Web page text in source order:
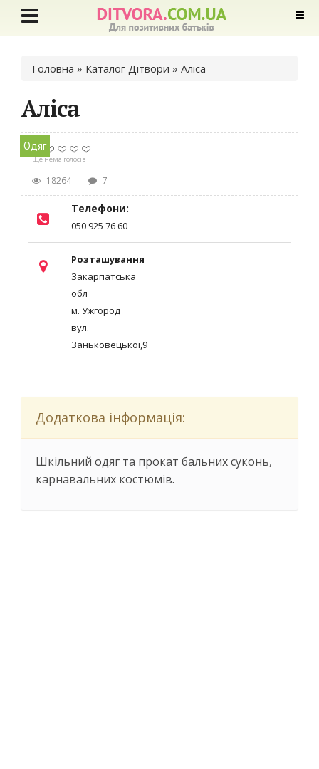
Ви є тут
Головна » Каталог Дітвори » Аліса
Аліса
Одяг
Ще нема голосів
18264 7
Телефони:
050 925 76 60
Розташування
Закарпатська
обл
м. Ужгород
вул.
Заньковецької,9
Додаткова інформація:
Шкільний одяг та прокат бальних суконь,
карнавальних костюмів.